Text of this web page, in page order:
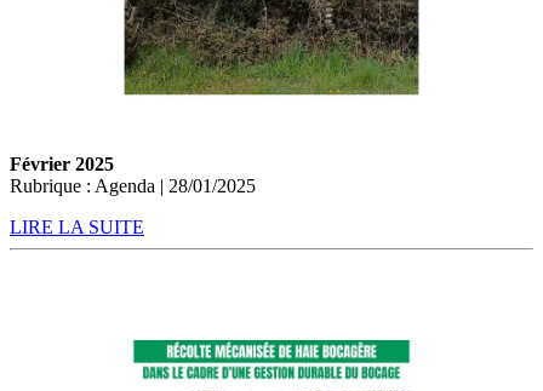
Février 2025
Rubrique : Agenda | 28/01/2025
LIRE LA SUITE